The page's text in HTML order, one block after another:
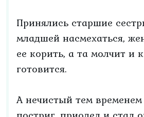
Принялись старшие
младшей насмехаться,
ее корить, а та молчит и
готовится.
А нечистый тем